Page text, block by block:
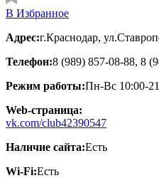
В Избранное
Адрес:г.Краснодар,
Телефон:8 (989) 857-08-88, 8
Режим работы:Пн-Вс 10:00-
Web-страница:
vk.com/club42390547
Наличие сайта:Есть
Wi-Fi:Есть